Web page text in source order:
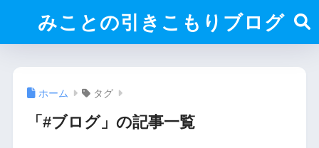
みことの引きこもりブログ
ホーム タグ
「#ブログ」の記事一覧